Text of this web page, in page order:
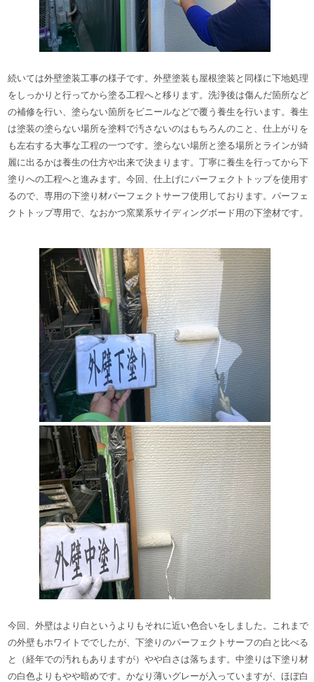
続いては外壁塗装工事の様子です。外壁塗装も屋根塗装と同様に下地処理
をしっかりと行ってから塗る工程へと移ります。 洗浄後は傷んだ箇所など
の補修を行い、塗らない箇所をビニールなどで覆う養生を行います。 養生
は塗装の塗らない場所を塗料で汚さないのはもちろんのこと、仕上がりを
も左右する大事な工程の一つです。塗らない場所と塗る場所とラインが綺
麗に出るかは養生の仕方や出来で決まります。 丁寧に養生を行ってから下
塗りへの工程へと進みます。 今回、仕上げにパーフェクトトップを使用す
るので、専用の下塗り材パーフェクトサーフ使用しております。 パーフェ
クトトップ専用で、なおかつ窯業系サイディングボード用の下塗材です。
今回、外壁はより白というよりもそれに近い色合いをしました。
これまで
の外壁もホワイトででしたが、下塗りのパーフェクトサーフの白と比べる
と（経年での汚れもありますが）やや白さは落ちます。 中塗りは下塗り材
の白色よりもやや暗めです。かなり 薄いグレーが入っていますが、ほぼ白